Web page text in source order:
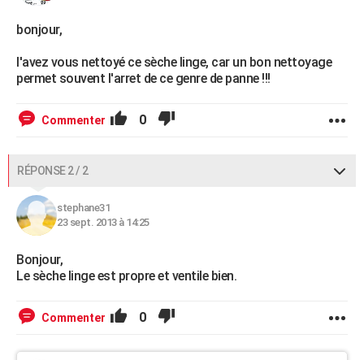
bonjour,
l'avez vous nettoyé ce sèche linge, car un bon nettoyage
permet souvent l'arret de ce genre de panne !!!
Commenter 0
RÉPONSE 2 / 2
stephane31
23 sept. 2013 à 14:25
Bonjour,
Le sèche linge est propre et ventile bien.
Commenter 0